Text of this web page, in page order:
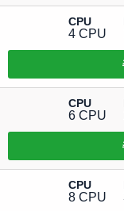
CPU
4 CPU
CPU
6 CPU
CPU
8 CPU